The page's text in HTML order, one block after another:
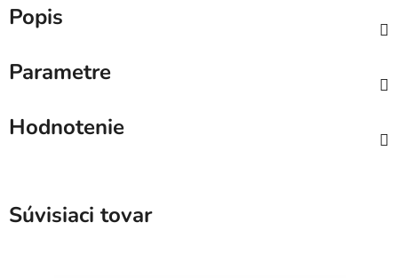
Popis
Parametre
Hodnotenie
Súvisiaci tovar